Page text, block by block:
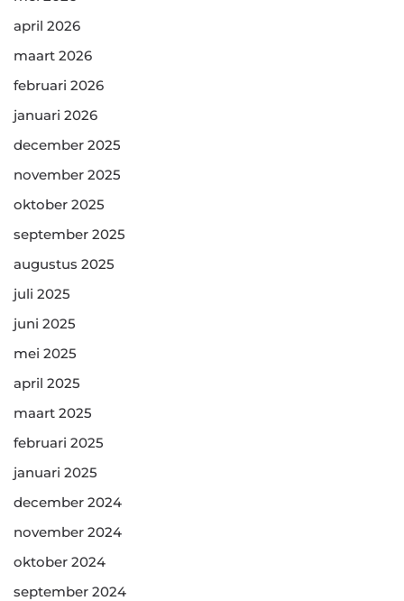
april 2026
maart 2026
februari 2026
januari 2026
december 2025
november 2025
oktober 2025
september 2025
augustus 2025
juli 2025
juni 2025
mei 2025
april 2025
maart 2025
februari 2025
januari 2025
december 2024
november 2024
oktober 2024
september 2024